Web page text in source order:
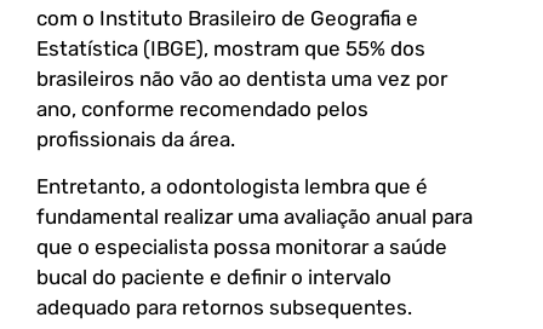
com o Instituto Brasileiro de Geografia e
Estatística (IBGE), mostram que 55% dos
brasileiros não vão ao dentista uma vez por
ano, conforme recomendado pelos
profissionais da área.
Entretanto, a odontologista lembra que é
fundamental realizar uma avaliação anual para
que o especialista possa monitorar a saúde
bucal do paciente e definir o intervalo
adequado para retornos subsequentes.